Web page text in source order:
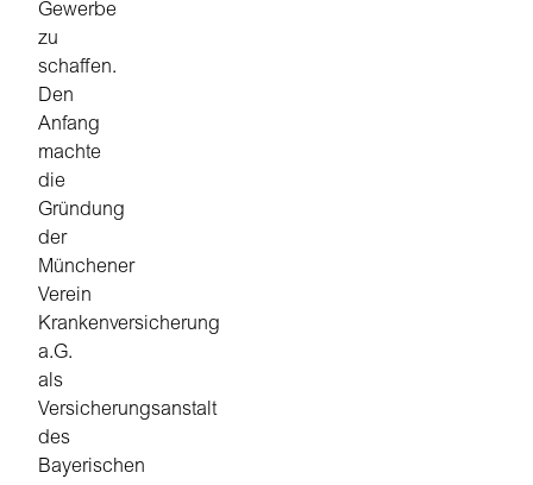
Gewerbe
zu
schaffen.
Den
Anfang
machte
die
Gründung
der
Münchener
Verein
Krankenversicherung
a.G.
als
Versicherungsanstalt
des
Bayerischen